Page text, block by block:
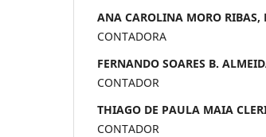
ANA CAROLINA MORO RIBAS,
CONTADORA
FERNANDO SOARES B.
CONTADOR
THIAGO DE PAULA MAIA
CONTADOR